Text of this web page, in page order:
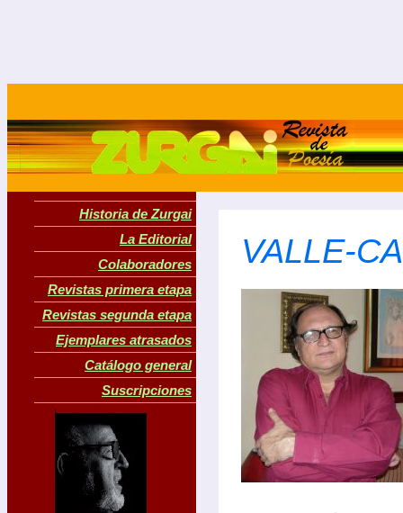
Historia de Zurgai
La Editorial
Colaboradores
Revistas primera etapa
Revistas segunda etapa
Ejemplares atrasados
Catálogo general
Suscripciones
VALLE-